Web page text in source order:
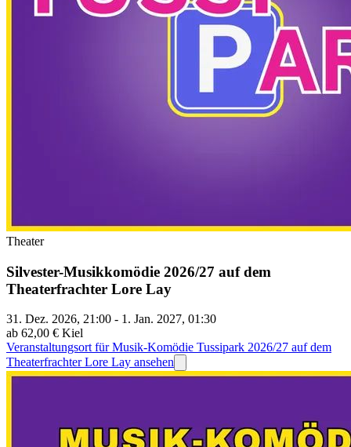
Theater
Silvester-Musikkomödie 2026/27 auf dem
Theaterfrachter Lore Lay
31. Dez. 2026, 21:00 - 1. Jan. 2027, 01:30
ab 62,00 € Kiel
Veranstaltungsort für Musik-Komödie Tussipark 2026/27 auf dem
Theaterfrachter Lore Lay ansehen